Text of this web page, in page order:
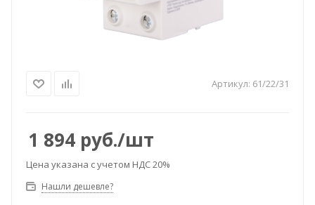
Артикул: 61/22/31
1 894 руб./шт
Цена указана с учетом НДС 20%
Нашли дешевле?